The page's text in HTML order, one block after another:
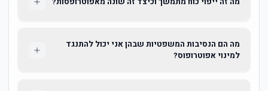
מה הם הנסיבות המשפטיות שבהן אני יכול להתנגד
למינוי אפוטרופוס?